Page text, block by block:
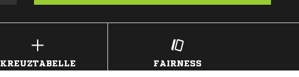
KREUZTABELLE FAIRNESS